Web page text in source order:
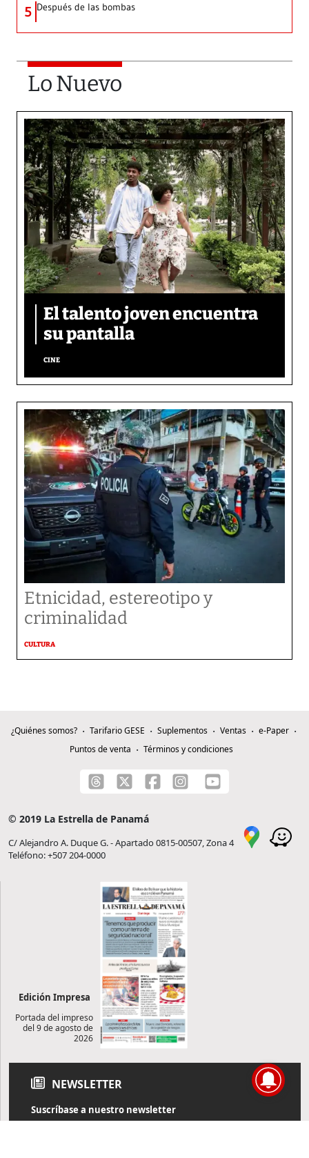
5 Después de las bombas
Lo Nuevo
El talento joven encuentra
su pantalla​
CINE
Etnicidad, estereotipo y
criminalidad
CULTURA
¿Quiénes somos? Tarifario GESE Suplementos Ventas
e-Paper
Puntos de venta
Términos y condiciones
© 2019 La Estrella de Panamá
C/ Alejandro A. Duque G. - Apartado 0815-00507, Zona 4
Teléfono: +507 204-0000
Edición Impresa
Portada del impreso
del 9 de agosto de
2026
NEWSLETTER
Suscríbase a nuestro newsletter
Reciba diariamente información de actualidad directamente en